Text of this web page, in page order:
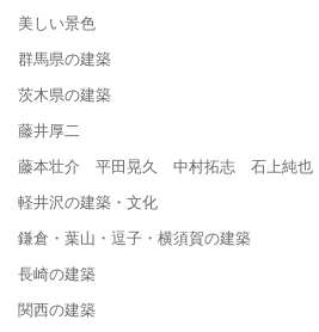
美しい景色
群馬県の建築
茨木県の建築
藤井厚二
藤本壮介 平田晃久 中村拓志 石上純也
軽井沢の建築・文化
鎌倉・葉山・逗子・横須賀の建築
長崎の建築
関西の建築